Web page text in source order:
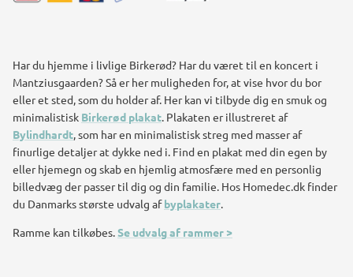
Har du hjemme i livlige Birkerød? Har du været til en koncert i
Mantziusgaarden? Så er her muligheden for, at vise hvor du bor
eller et sted, som du holder af. Her kan vi tilbyde dig en smuk og
minimalistisk Birkerød plakat. Plakaten er illustreret af
Bylindhardt, som har en minimalistisk streg med masser af
finurlige detaljer at dykke ned i. Find en plakat med din egen by
eller hjemegn og skab en hjemlig atmosfære med en personlig
billedvæg der passer til dig og din familie. Hos Homedec.dk finder
du Danmarks største udvalg afbyplakater.
Ramme kan tilkøbes.Se udvalg af rammer >